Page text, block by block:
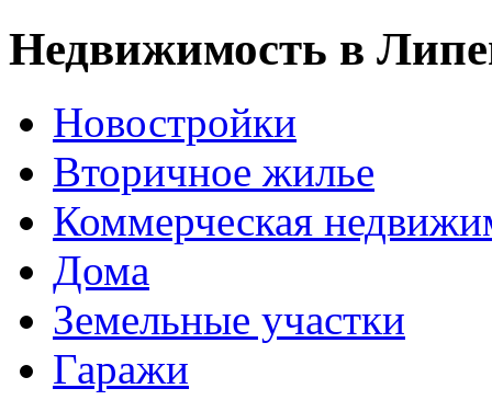
Недвижимость в
Новостройки
Вторичное жилье
Коммерческая
Дома
Земельные участки
Гаражи